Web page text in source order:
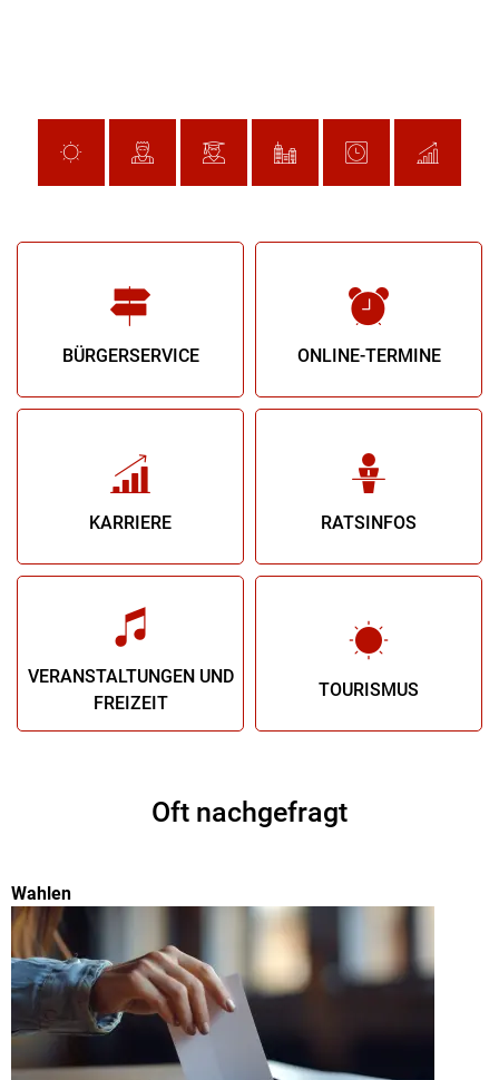
BÜRGERSERVICE ONLINE-TERMINE
KARRIERE RATSINFOS
VERANSTALTUNGEN UND
FREIZEIT
TOURISMUS
Oft nachgefragt
Wahlen